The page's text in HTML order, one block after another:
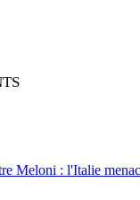
Meloni : l'Italie